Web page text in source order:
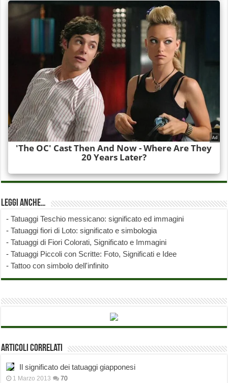
Leggi anche…
-Tatuaggi Teschio messicano: significato ed immagini
-Tatuaggi fiori di Loto: significato e simbologia
-Tatuaggi di Fiori Colorati, Significato e Immagini
-Tatuaggi Piccoli con Scritte: Foto, Significati e Idee
-Tattoo con simbolo dell'infinito
Articoli correlati
Il significato dei tatuaggi giapponesi
1 Marzo 2013 70